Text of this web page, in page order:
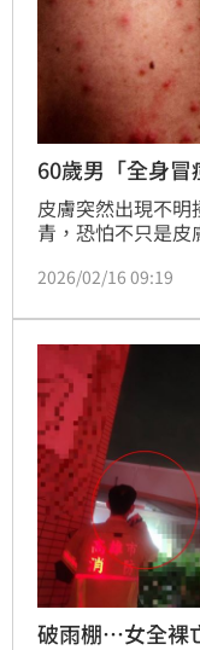
60歲男「全身
皮膚突然出現不
青，恐怕不只是
同時伴隨眼皮與下
驚覺已進展到嚴重
2026/02/16 09:19
破雨棚…女全裸